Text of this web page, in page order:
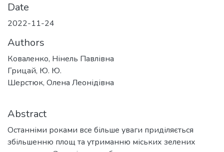
Date
2022-11-24
Authors
Коваленко, Нінель Павлівна
Грицай, Ю. Ю.
Шерстюк, Олена Леонідівна
Abstract
Останніми роками все більше уваги приділяється
збільшенню площ та утриманню міських зелених